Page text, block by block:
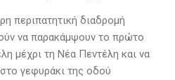
περιπατητική διαδρομή
να παρακάμψουν το πρώτο
μέχρι τη Νέα Πεντέλη και να
γεφυράκι της οδού